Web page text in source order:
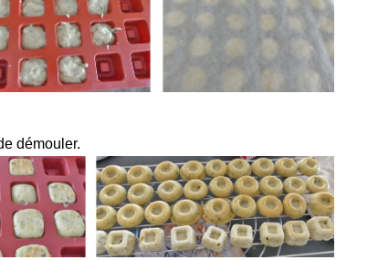
démouler.